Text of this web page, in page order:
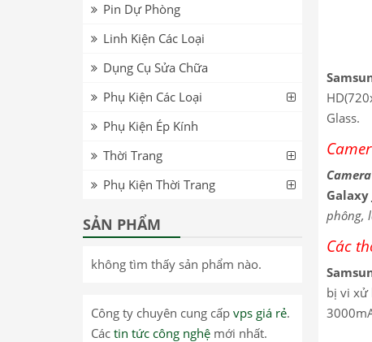
Glass.
Galaxy
phông,
Các
bị vi xử
Pin Dự Phòng
Linh Kiện Các Loại
Dụng Cụ Sửa Chữa
Phụ Kiện Các Loại
Phụ Kiện Ép Kính
Thời Trang
Phụ Kiện Thời Trang
SẢN PHẨM
không tìm thấy sản phẩm nào.
Công ty chuyên cung cấp vps giá rẻ.
Các tin tức công nghệ mới nhất.